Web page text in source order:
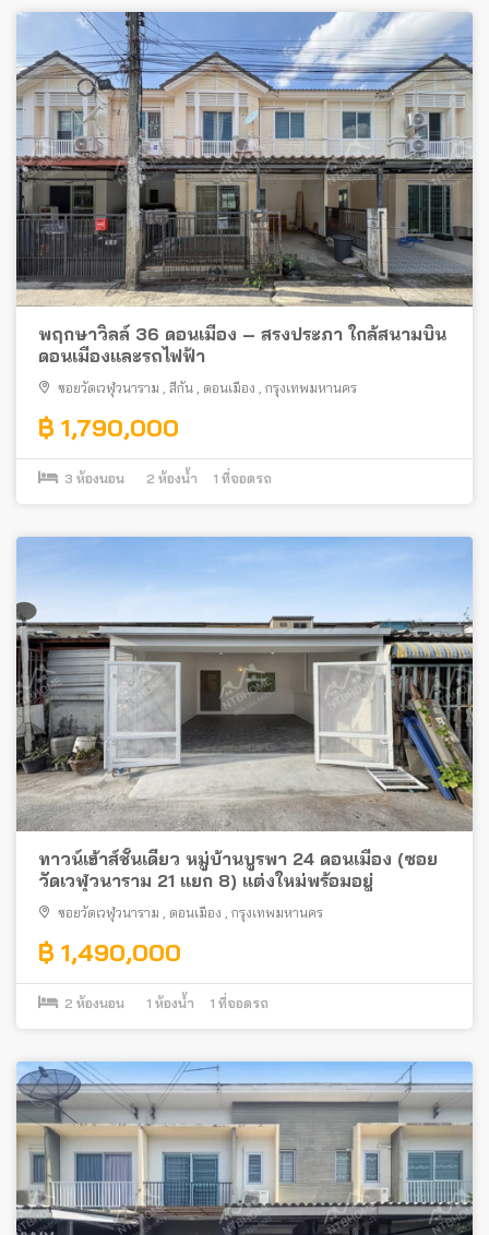
พฤกษาวิลล์ 36 ดอนเมือง – สรงประภา ใกล้สนามบิน
ดอนเมืองและรถไฟฟ้า
ซอยวัดเวฬุวนาราม สีกัน ดอนเมือง กรุงเทพมหานคร
฿ 1,790,000
3 ห้องนอน 2 ห้องน้ำ 1 ที่จอดรถ
ทาวน์เฮ้าส์ชั้นเดียว หมู่บ้านบูรพา 24 ดอนเมือง (ซอย
วัดเวฬุวนาราม 21 แยก 8) แต่งใหม่พร้อมอยู่
ซอยวัดเวฬุวนาราม ดอนเมือง กรุงเทพมหานคร
฿ 1,490,000
2 ห้องนอน 1 ห้องน้ำ 1 ที่จอดรถ